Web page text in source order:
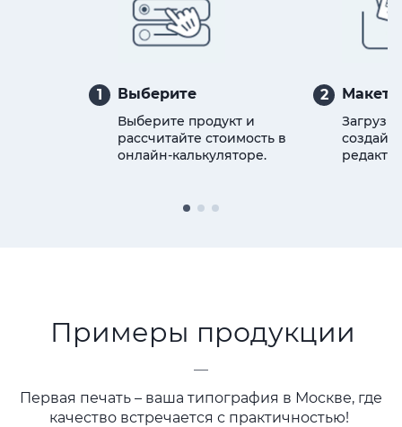
1 Выберите
Выберите продукт и
рассчитайте стоимость в
онлайн-калькуляторе.
2 Макет
Примеры продукции
—
Первая печать – ваша типография в Москве, где
качество встречается с практичностью!